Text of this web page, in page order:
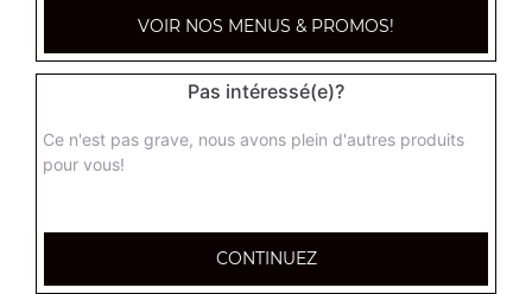
Vin rouge 75 cl
9.00€
VOIR NOS MENUS & PROMOS!
Pas intéressé(e)?
Ce n'est pas grave, nous avons plein d'autres produits
pour vous!
CONTINUEZ